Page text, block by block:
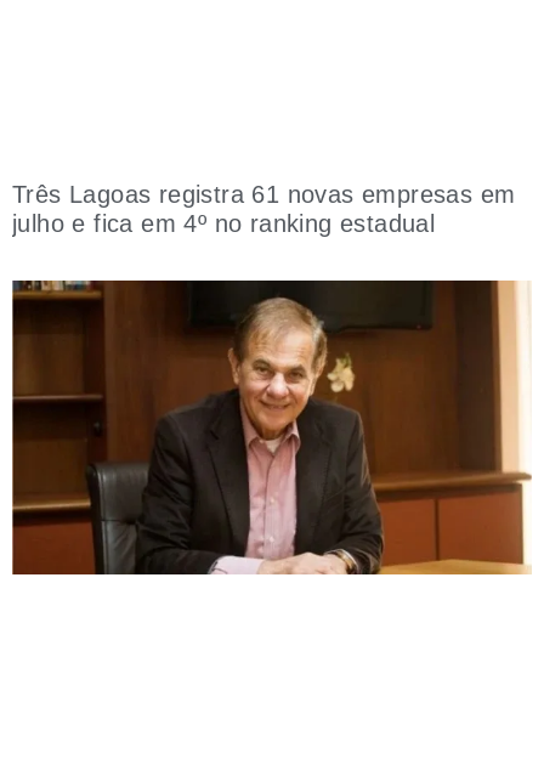
Três Lagoas registra 61 novas empresas em
julho e fica em 4º no ranking estadual